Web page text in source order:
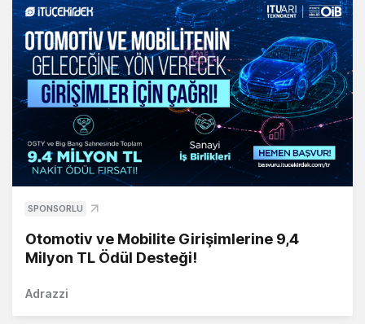
SPONSORLU
Otomotiv ve Mobilite Girişimlerine 9,4
Milyon TL Ödül Desteği!
Adrazzi